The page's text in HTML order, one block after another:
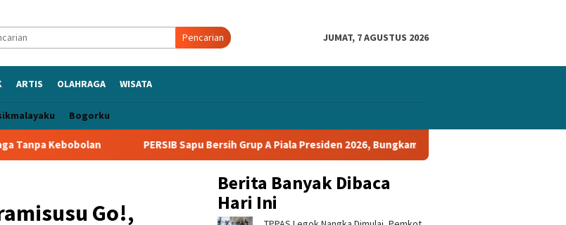
Pencarian JUMAT, 7 AGUSTUS 2026
ARTIS OLAHRAGA WISATA
Bogorku
PERSIB Sapu Bersih Grup A Piala Presiden 2026, Bungkam Tampines Rovers 1-0 dan Lolos ke Semifinal
Go!,
Berita Banyak Dibaca
Hari Ini